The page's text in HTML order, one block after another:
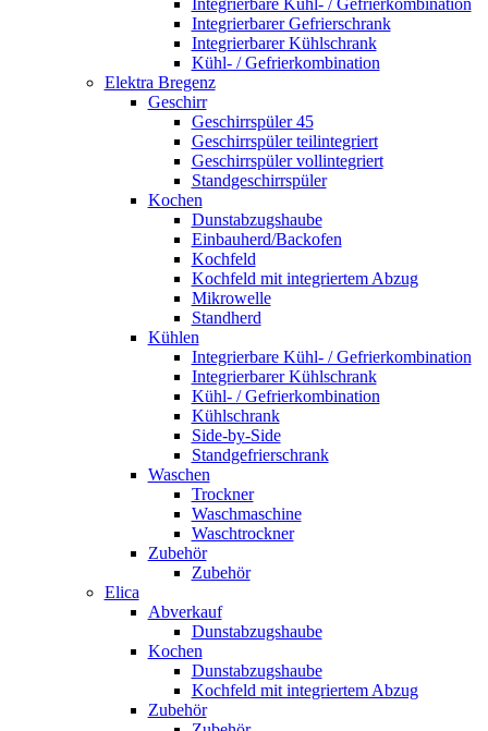
Integrierbare Kühl- / Gefrierkombination
Integrierbarer Gefrierschrank
Integrierbarer Kühlschrank
Kühl- / Gefrierkombination
Elektra Bregenz
Geschirr
Geschirrspüler 45
Geschirrspüler teilintegriert
Geschirrspüler vollintegriert
Standgeschirrspüler
Kochen
Dunstabzugshaube
Einbauherd/Backofen
Kochfeld
Kochfeld mit integriertem Abzug
Mikrowelle
Standherd
Kühlen
Integrierbare Kühl- / Gefrierkombination
Integrierbarer Kühlschrank
Kühl- / Gefrierkombination
Kühlschrank
Side-by-Side
Standgefrierschrank
Waschen
Trockner
Waschmaschine
Waschtrockner
Zubehör
Zubehör
Elica
Abverkauf
Dunstabzugshaube
Kochen
Dunstabzugshaube
Kochfeld mit integriertem Abzug
Zubehör